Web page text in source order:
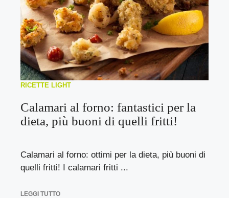
RICETTE LIGHT
Calamari al forno: fantastici per la
dieta, più buoni di quelli fritti!
Calamari al forno: ottimi per la dieta, più buoni di
quelli fritti! I calamari fritti ...
LEGGI TUTTO